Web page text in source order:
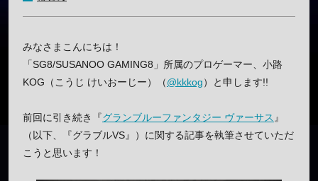
みなさまこんにちは！
「SG8/SUSANOO GAMING8」所属のプロゲーマー、小路
KOG（こうじ けいおーじー）（@kkkog）と申します!!
前回に引き続き『グランブルーファンタジー ヴァーサス 』
（以下、『グラブルVS』）に関する記事を執筆させていただ
こうと思います！